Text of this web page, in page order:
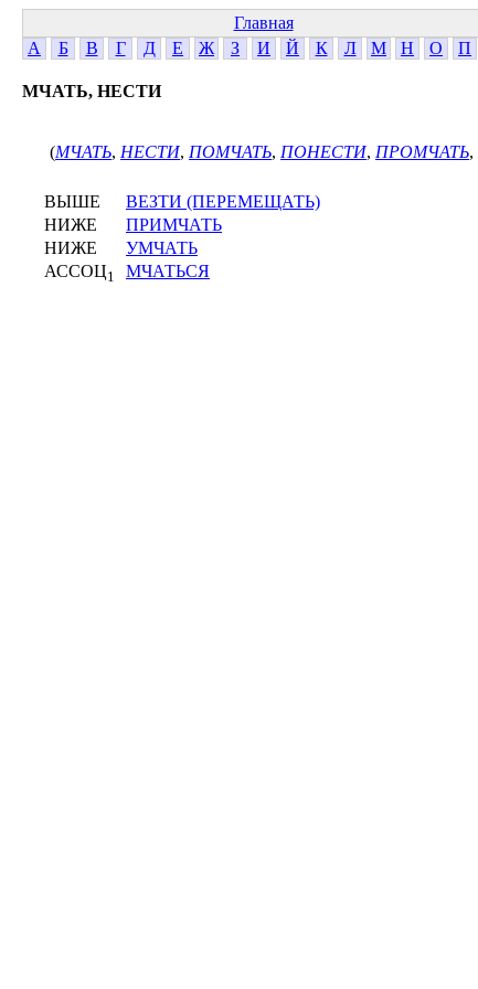
Главная
А
Б В Г Д Е Ж З И Й К Л М Н О П
МЧАТЬ, НЕСТИ
(МЧАТЬ, НЕСТИ, ПОМЧАТЬ, ПОНЕСТИ, ПРОМЧАТЬ,
ВЫШЕ
ВЕЗТИ (ПЕРЕМЕЩАТЬ)
НИЖЕ
ПРИМЧАТЬ
НИЖЕ
УМЧАТЬ
АССОЦ1 МЧАТЬСЯ